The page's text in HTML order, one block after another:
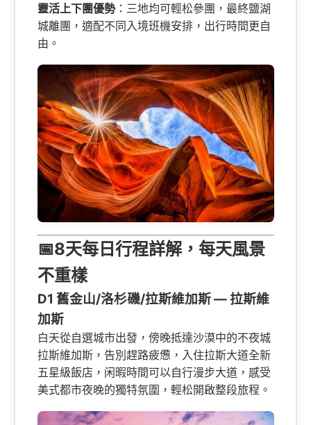
靈活上下團優勢：三地均可輕松參團，最終鹽湖
城離團，適配不同入境班機安排，出行時間更自
由。
📅8天每日行程詳解，每天風景
不重樣
D1 舊金山/洛杉磯/拉斯維加斯 — 拉斯維
加斯
白天從自選城市出發，傍晚抵達沙漠中的不夜城
拉斯維加斯，告別趕路疲憊，入住拉斯大道全新
五星級飯店，闲暇時間可以自行漫步大道，感受
美式都市夜晚的獨特氛圍，輕松開啟整段旅程。